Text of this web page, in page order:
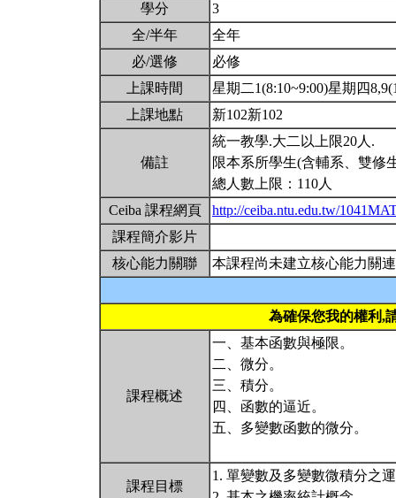
學分
3
全/半年
全年
必/選修
必修
上課時間
星期二1(8:10~9:00)星期四
上課地點
新102新102
備註
統一教學.大二以上限20人.
限本系所學生(含輔系、雙修
總人數上限：110人
Ceiba 課程網頁
http://ceiba.ntu.edu.tw/
課程簡介影片
核心能力關聯
本課程尚未建立核心能力關連
為確保您我的權利,
課程概述
一、基本函數與極限。
二、微分。
三、積分。
四、函數的逼近。
五、多變數函數的微分。
課程目標
1. 單變數及多變數微積分之